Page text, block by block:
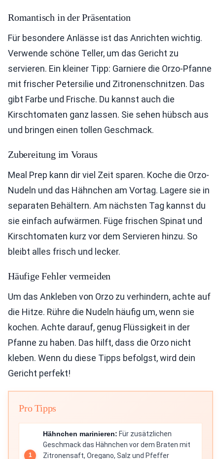
Romantisch in der Präsentation
Für besondere Anlässe ist das Anrichten wichtig.
Verwende schöne Teller, um das Gericht zu
servieren. Ein kleiner Tipp: Garniere die Orzo-Pfanne
mit frischer Petersilie und Zitronenschnitzen. Das
gibt Farbe und Frische. Du kannst auch die
Kirschtomaten ganz lassen. Sie sehen hübsch aus
und bringen einen tollen Geschmack.
Zubereitung im Voraus
Meal Prep kann dir viel Zeit sparen. Koche die Orzo-
Nudeln und das Hähnchen am Vortag. Lagere sie in
separaten Behältern. Am nächsten Tag kannst du
sie einfach aufwärmen. Füge frischen Spinat und
Kirschtomaten kurz vor dem Servieren hinzu. So
bleibt alles frisch und lecker.
Häufige Fehler vermeiden
Um das Ankleben von Orzo zu verhindern, achte auf
die Hitze. Rühre die Nudeln häufig um, wenn sie
kochen. Achte darauf, genug Flüssigkeit in der
Pfanne zu haben. Das hilft, dass die Orzo nicht
kleben. Wenn du diese Tipps befolgst, wird dein
Gericht perfekt!
Pro Tipps
Hähnchen marinieren: Für zusätzlichen
Geschmack das Hähnchen vor dem Braten mit
Zitronensaft, Oregano, Salz und Pfeffer